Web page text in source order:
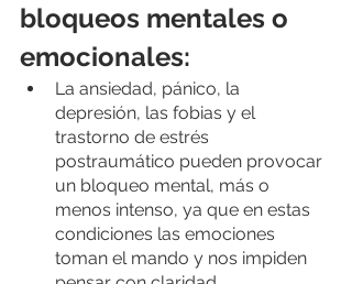
bloqueos mentales o
emocionales:
La ansiedad, pánico, la
depresión, las fobias y el
trastorno de estrés
postraumático pueden provocar
un bloqueo mental, más o
menos intenso, ya que en estas
condiciones las emociones
toman el mando y nos impiden